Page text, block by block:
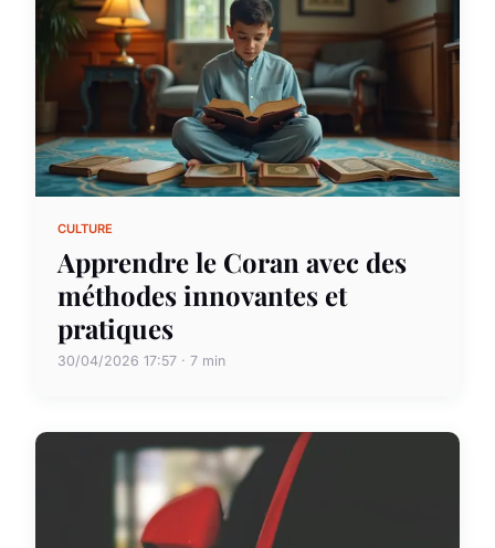
CULTURE
Apprendre le Coran avec des
méthodes innovantes et
pratiques
30/04/2026 17:57 · 7 min